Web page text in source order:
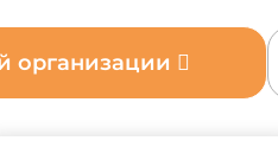
организации